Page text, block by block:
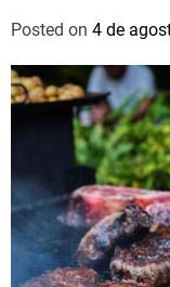
Posted on 4 de